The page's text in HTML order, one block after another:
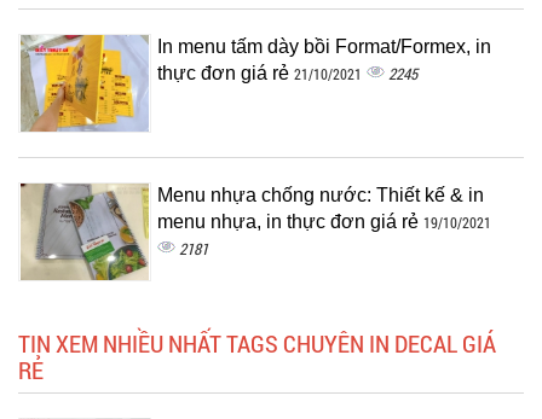
In menu tấm dày bồi Format/Formex, in
thực đơn giá rẻ 21/10/2021 2245
Menu nhựa chống nước: Thiết kế & in
menu nhựa, in thực đơn giá rẻ 19/10/2021
2181
TIN XEM NHIỀU NHẤT TAGS CHUYÊN IN DECAL GIÁ
RẺ